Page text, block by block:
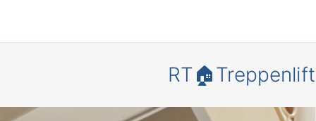
RT🏠Treppenlift